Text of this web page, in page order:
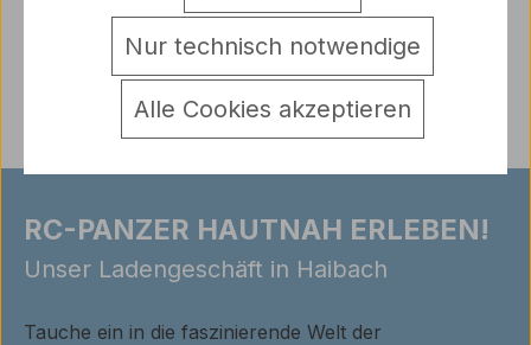
Warnhinweise
Bewertungen
RC-PANZER HAUTNAH ERLEBEN!
Unser Ladengeschäft in Haibach
Tauche ein in die faszinierende Welt der
Nur technisch notwendige
Alle Cookies akzeptieren